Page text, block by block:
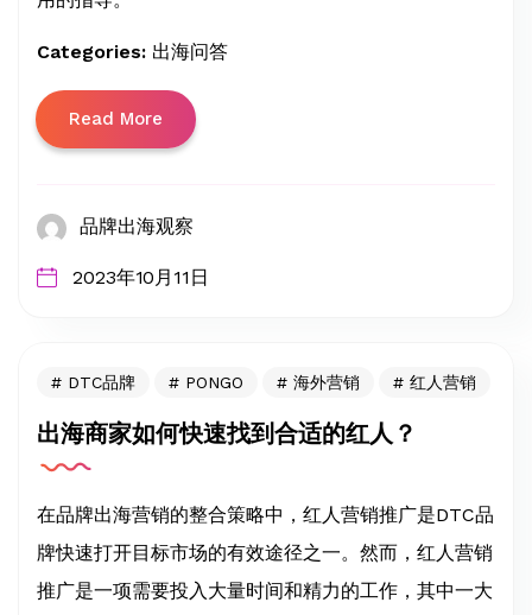
Categories: 出海问答
Read More
品牌出海观察
2023年10月11日
DTC品牌 PONGO 海外营销 红人营销
出海商家如何快速找到合适的红人？
在品牌出海营销的整合策略中，红人营销推广是DTC品
牌快速打开目标市场的有效途径之一。然而，红人营销
推广是一项需要投入大量时间和精力的工作，其中一大